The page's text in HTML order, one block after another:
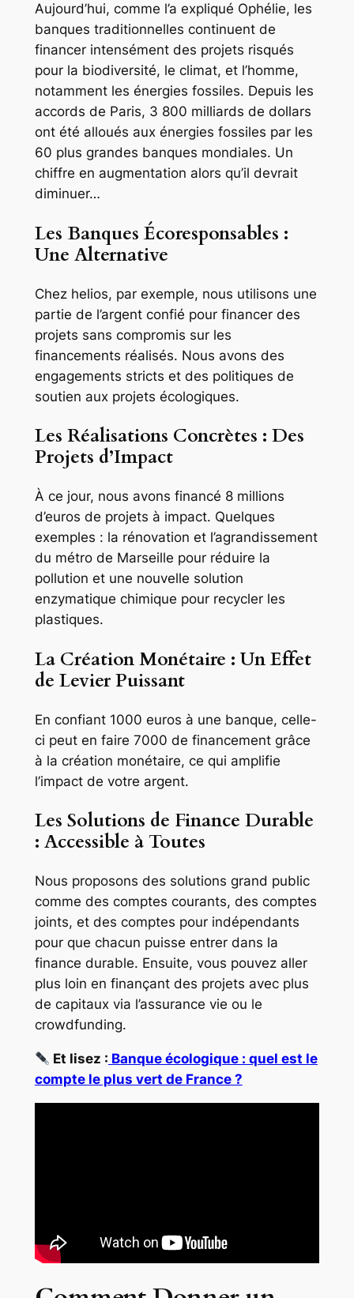
Aujourd’hui, comme l’a expliqué Ophélie, les
banques traditionnelles continuent de
financer intensément des projets risqués
pour la biodiversité, le climat, et l’homme,
notamment les énergies fossiles. Depuis les
accords de Paris, 3 800 milliards de dollars
ont été alloués aux énergies fossiles par les
60 plus grandes banques mondiales. Un
chiffre en augmentation alors qu’il devrait
diminuer…
Les Banques Écoresponsables :
Une Alternative
Chez helios, par exemple, nous utilisons une
partie de l’argent confié pour financer des
projets sans compromis sur les
financements réalisés. Nous avons des
engagements stricts et des politiques de
soutien aux projets écologiques.
Les Réalisations Concrètes : Des
Projets d’Impact
À ce jour, nous avons financé 8 millions
d’euros de projets à impact. Quelques
exemples : la rénovation et l’agrandissement
du métro de Marseille pour réduire la
pollution et une nouvelle solution
enzymatique chimique pour recycler les
plastiques.
La Création Monétaire : Un Effet
de Levier Puissant
En confiant 1000 euros à une banque, celle-
ci peut en faire 7000 de financement grâce
à la création monétaire, ce qui amplifie
l’impact de votre argent.
Les Solutions de Finance Durable
: Accessible à Toutes
Nous proposons des solutions grand public
comme des comptes courants, des comptes
joints, et des comptes pour indépendants
pour que chacun puisse entrer dans la
finance durable. Ensuite, vous pouvez aller
plus loin en finançant des projets avec plus
de capitaux via l’assurance vie ou le
crowdfunding.
Et lisez : Banque écologique : quel est le
compte le plus vert de France ?